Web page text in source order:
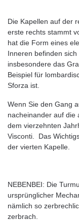
Die Kapellen auf der
erste rechts stammt
hat die Form eines
Inneren befinden
insbesondere das
Beispiel für
Sforza ist.
Wenn Sie den Gang
nacheinander auf die
dem vierzehnten
Visconti. Das
der vierten Kapelle.
NEBENBEI: Die
ursprünglicher
nämlich so
zerbrach.